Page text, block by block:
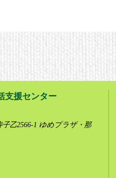
支援センター
子乙2566-1 ゆめプラザ・那